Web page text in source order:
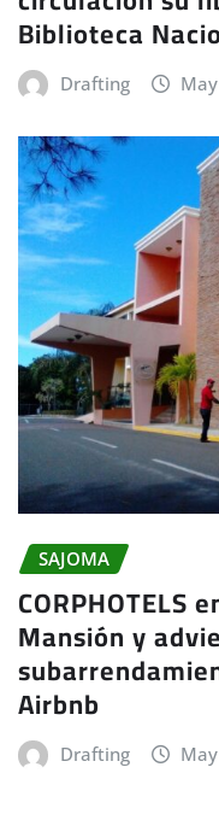
Biblioteca
Drafting
SAJOMA
CORPHOTELS
Mansión y
Airbnb
Drafting